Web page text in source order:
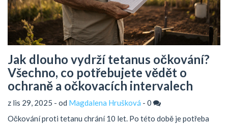
Jak dlouho vydrží tetanus očkování?
Všechno, co potřebujete vědět o
ochraně a očkovacích intervalech
z lis 29, 2025 - od Magdalena Hrušková - 0
Očkování proti tetanu chrání 10 let. Po této době je potřeba